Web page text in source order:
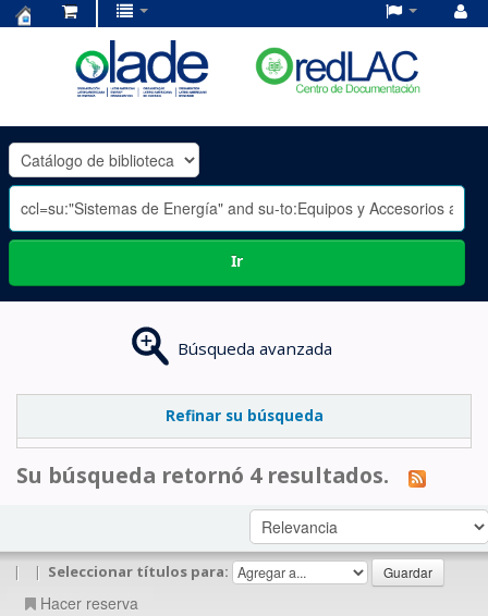
OLADE
-
Ir
Búsqueda avanzada
Refinar su búsqueda
Su búsqueda retornó 4 resultados.
| | Seleccionar títulos para:
Hacer reserva